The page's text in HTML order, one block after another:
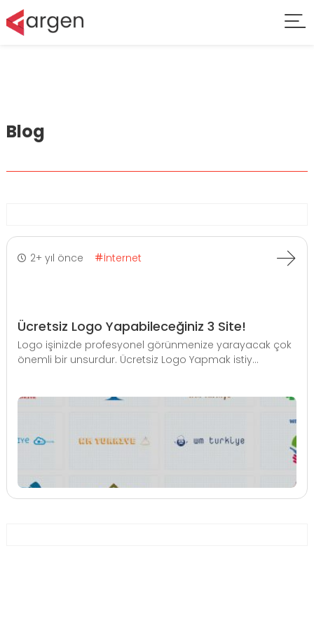
Blog
2+ yıl önce İnternet
Ücretsiz Logo Yapabileceğiniz 3 Site!
Logo işinizde profesyonel görünmenize yarayacak çok
önemli bir unsurdur. Ücretsiz Logo Yapmak istiy...